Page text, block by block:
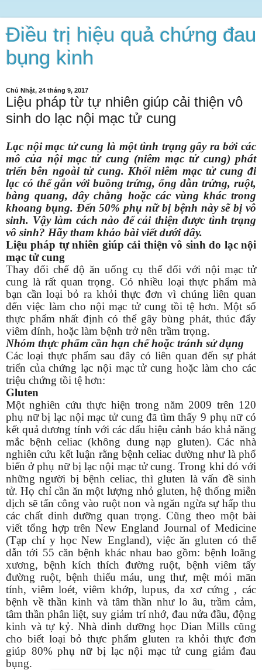
Điều trị hiệu quả chứng đau
bụng kinh
Chủ Nhật, 24 tháng 9, 2017
Liệu pháp từ tự nhiên giúp cải thiện vô
sinh do lạc nội mạc tử cung
Lạc nội mạc tử cung là một tình trạng gây ra bởi các
mô của nội mạc tử cung (niêm mạc tử cung) phát
triển bên ngoài tử cung. Khối niêm mạc tử cung đi
lạc có thể gắn với buồng trứng, ống dẫn trứng, ruột,
bàng quang, dây chằng hoặc các vùng khác trong
khoang bụng. Đến 50% phụ nữ bị bệnh này sẽ bị vô
sinh. Vậy làm cách nào để cải thiện được tình trạng
vô sinh? Hãy tham khảo bài viết dưới đây.
Liệu pháp tự nhiên giúp cải thiện vô sinh do lạc nội
mạc tử cung
Thay đổi chế độ ăn uống cụ thể đối với nội mạc tử
cung là rất quan trọng. Có nhiều loại thực phẩm mà
bạn cần loại bỏ ra khỏi thực đơn vì chúng liên quan
đến việc làm cho nội mạc tử cung tồi tệ hơn. Một số
thực phẩm nhất định có thể gây bùng phát, thúc đẩy
viêm dính, hoặc làm bệnh trở nên trầm trọng.
Nhóm thực phẩm cần hạn chế hoặc tránh sử dụng
Các loại thực phẩm sau đây có liên quan đến sự phát
triển của chứng lạc nội mạc tử cung hoặc làm cho các
triệu chứng tồi tệ hơn:
Gluten
Một nghiên cứu thực hiện trong năm 2009 trên 120
phụ nữ bị lạc nội mạc tử cung đã tìm thấy 9 phụ nữ có
kết quả dương tính với các dấu hiệu cảnh báo khả năng
mắc bệnh celiac (không dung nạp gluten). Các nhà
nghiên cứu kết luận rằng bệnh celiac dường như là phổ
biến ở phụ nữ bị lạc nội mạc tử cung. Trong khi đó với
những người bị bệnh celiac, thì gluten là vấn đề sinh
tử. Họ chỉ cần ăn một lượng nhỏ gluten, hệ thống miễn
dịch sẽ tấn công vào ruột non và ngăn ngừa sự hấp thu
các chất dinh dưỡng quan trọng. Cũng theo một bài
viết tổng hợp trên New England Journal of Medicine
(Tạp chí y học New England), việc ăn gluten có thể
dẫn tới 55 căn bệnh khác nhau bao gồm: bệnh loãng
xương, bệnh kích thích đường ruột, bệnh viêm tấy
đường ruột, bệnh thiếu máu, ung thư, mệt mỏi mãn
tính, viêm loét, viêm khớp, lupus, đa xơ cứng , các
bệnh về thần kinh và tâm thần như lo âu, trầm cảm,
tâm thần phân liệt, suy giảm trí nhớ, đau nửa đầu, động
kinh và tự kỷ. Nhà dinh dưỡng học Dian Mills cũng
cho biết loại bỏ thực phẩm gluten ra khỏi thực đơn
giúp 80% phụ nữ bị lạc nội mạc tử cung giảm đau
bụng.